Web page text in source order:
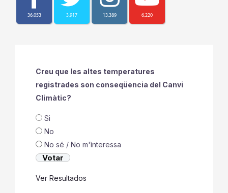
36,053 3,917 13,389 6,220
Creu que les altes temperatures
registrades son conseqüencia del Canvi
Climàtic?
Si
No
No sé / No m'ìnteressa
Ver Resultados